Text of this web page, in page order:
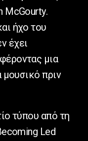
McGourty.
ήχο του
έχει
μια
μουσικό πριν
τύπου από τη
Led